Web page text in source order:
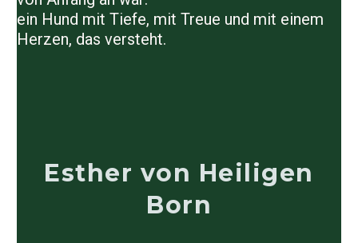
ein Hund mit Tiefe, mit Treue und mit einem
Herzen, das versteht.
Esther von Heiligen
Born